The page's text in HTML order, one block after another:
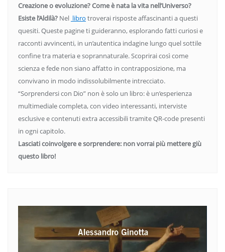
Creazione o evoluzione? Come è nata la vita nell’Universo?
Esiste l’Aldilà? Nel libro troverai risposte affascinanti a questi
quesiti. Queste pagine ti guideranno, esplorando fatti curiosi e
racconti avvincenti, in un’autentica indagine lungo quel sottile
confine tra materia e soprannaturale. Scoprirai così come
scienza e fede non siano affatto in contrapposizione, ma
convivano in modo indissolubilmente intrecciato.
“Sorprendersi con Dio” non è solo un libro: è un’esperienza
multimediale completa, con video interessanti, interviste
esclusive e contenuti extra accessibili tramite QR-code presenti
in ogni capitolo.
Lasciati coinvolgere e sorprendere: non vorrai più mettere giù
questo libro!